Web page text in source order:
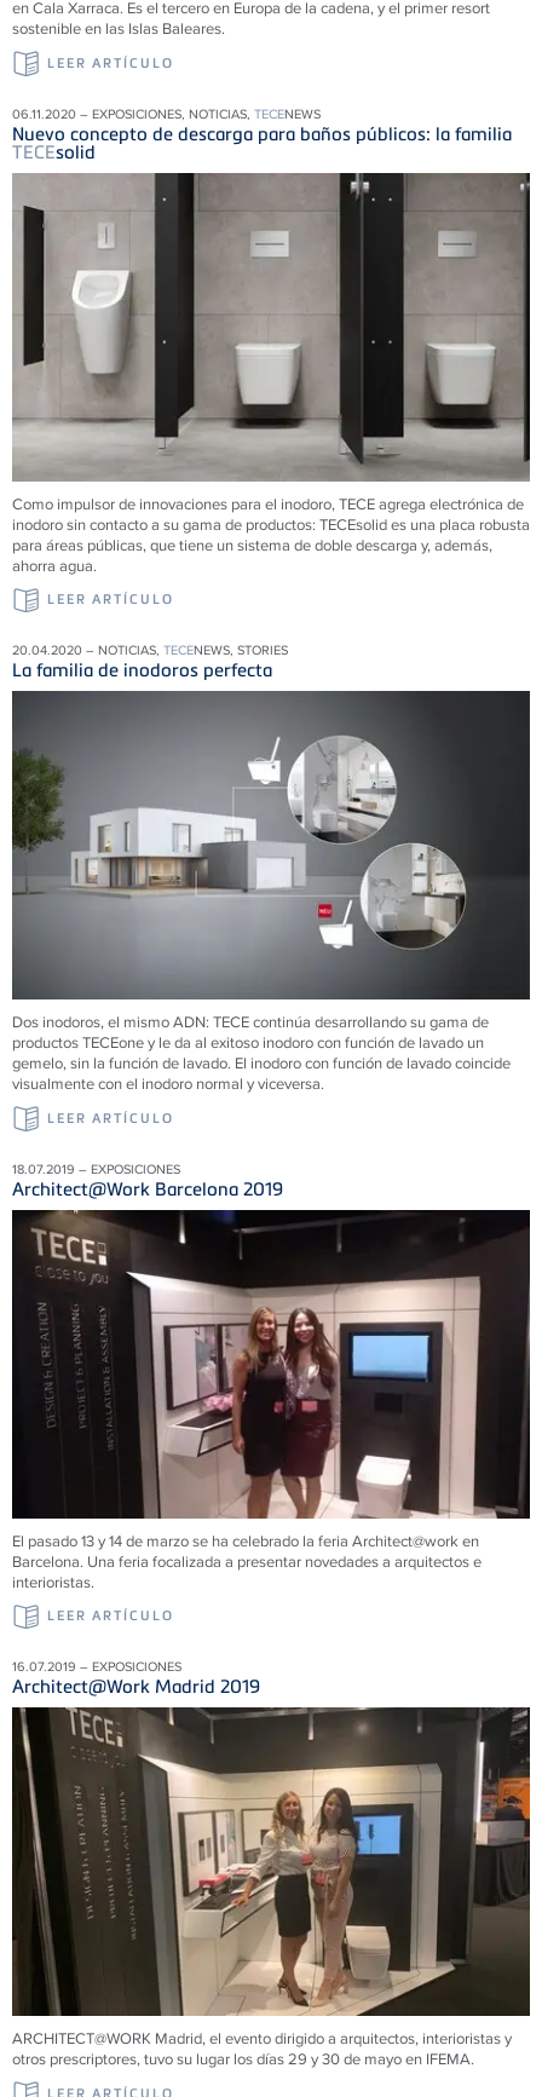
en Cala Xarraca. Es el tercero en Europa de la cadena, y el primer resort
sostenible en las Islas Baleares.
LEER ARTÍCULO
06.11.2020 – EXPOSICIONES, NOTICIAS, TECENEWS
Nuevo concepto de descarga para baños públicos: la familia
TECEsolid
Como impulsor de innovaciones para el inodoro, TECE agrega electrónica de
inodoro sin contacto a su gama de productos: TECEsolid es una placa robusta
para áreas públicas, que tiene un sistema de doble descarga y, además,
ahorra agua.
LEER ARTÍCULO
20.04.2020 – NOTICIAS, TECENEWS, STORIES
La familia de inodoros perfecta
Dos inodoros, el mismo ADN: TECE continúa desarrollando su gama de
productos TECEone y le da al exitoso inodoro con función de lavado un
gemelo, sin la función de lavado. El inodoro con función de lavado coincide
visualmente con el inodoro normal y viceversa.
LEER ARTÍCULO
18.07.2019 – EXPOSICIONES
Architect@Work Barcelona 2019
El pasado 13 y 14 de marzo se ha celebrado la feria Architect@work en
Barcelona. Una feria focalizada a presentar novedades a arquitectos e
interioristas.
LEER ARTÍCULO
16.07.2019 – EXPOSICIONES
Architect@Work Madrid 2019
ARCHITECT@WORK Madrid, el evento dirigido a arquitectos, interioristas y
otros prescriptores, tuvo su lugar los días 29 y 30 de mayo en IFEMA.
LEER ARTÍCULO